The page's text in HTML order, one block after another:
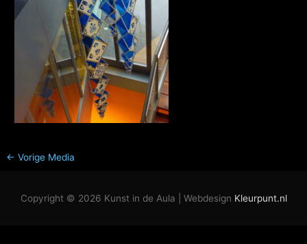
← Vorige Media
Copyright © 2026 Kunst in de Aula | Webdesign Kleurpunt.nl